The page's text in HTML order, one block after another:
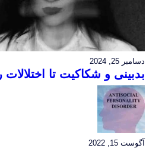
دسامبر 25, 2024
بدبینی و شکاکیت تا اختلالات
آگوست 15, 2022